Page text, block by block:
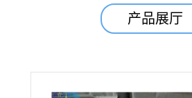
产品展厅